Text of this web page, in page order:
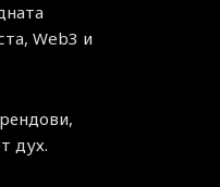
Web3 и
дух.